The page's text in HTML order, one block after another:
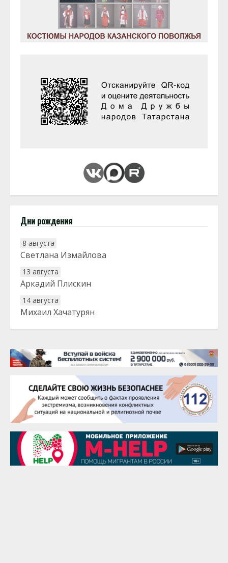
Дни рождения
8 августа
Светлана Измайлова
13 августа
Аркадий Плискин
14 августа
Михаил Хачатурян
20 августа
22 августа
Евгений Ефимов
25 августа
Сэсэгма Бубеева
28 августа
Чингиз Мустафаев
29 августа
Надежда Рослова